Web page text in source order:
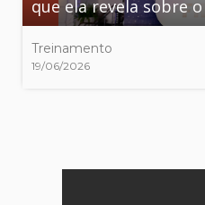
que ela revela sobre
Treinamento
19/06/2026